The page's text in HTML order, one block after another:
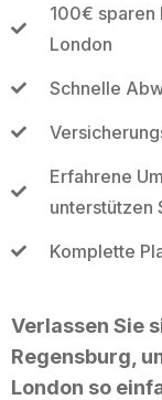
100€ sparen
London
Schnelle
Erfahrene
unterstützen
Komplette
Verlassen Sie
Regensburg,
London so